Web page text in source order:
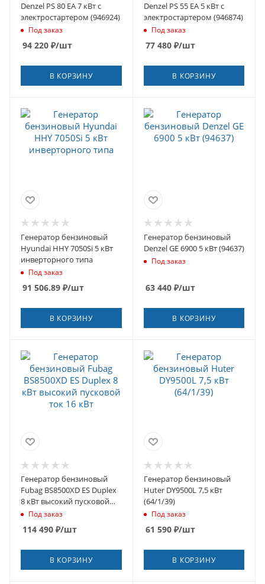
Denzel PS 80 EA 7 кВт с
электростартером (946924)
Под заказ
94 220 ₽/шт
В КОРЗИНУ
Denzel PS 55 EA 5 кВт с
электростартером (946874)
Под заказ
77 480₽/шт
В КОРЗИНУ
Генератор бензиновый
Hyundai HHY 7050Si 5 кВт
инверторного типа
Под заказ
91 506.89 ₽/шт
В КОРЗИНУ
Генератор бензиновый
Denzel GE 6900 5 кВт (94637)
Под заказ
63 440₽/шт
В КОРЗИНУ
Генератор бензиновый
Fubag BS8500XD ES Duplex
8 кВт высокий пусковой
ток 16 кВт
Под заказ
114 490 ₽/шт
В КОРЗИНУ
Генератор бензиновый
Huter DY9500L 7,5 кВт
(64/1/39)
Под заказ
61 590₽/шт
В КОРЗИНУ